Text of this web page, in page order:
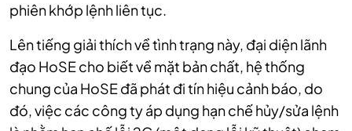
phiên khớp lệnh liên tục.
Lên tiếng giải thích về tình trạng này, đại diện lãnh
đạo HoSE cho biết về mặt bản chất, hệ thống
chung của HoSE đã phát đi tín hiệu cảnh báo, do
đó, việc các công ty áp dụng hạn chế hủy/sửa lệnh